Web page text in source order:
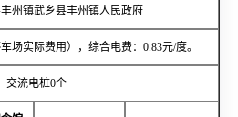
州镇武乡县丰州镇人民政府
场实际费用），综合电费：0.83元/度。
交流电桩0个